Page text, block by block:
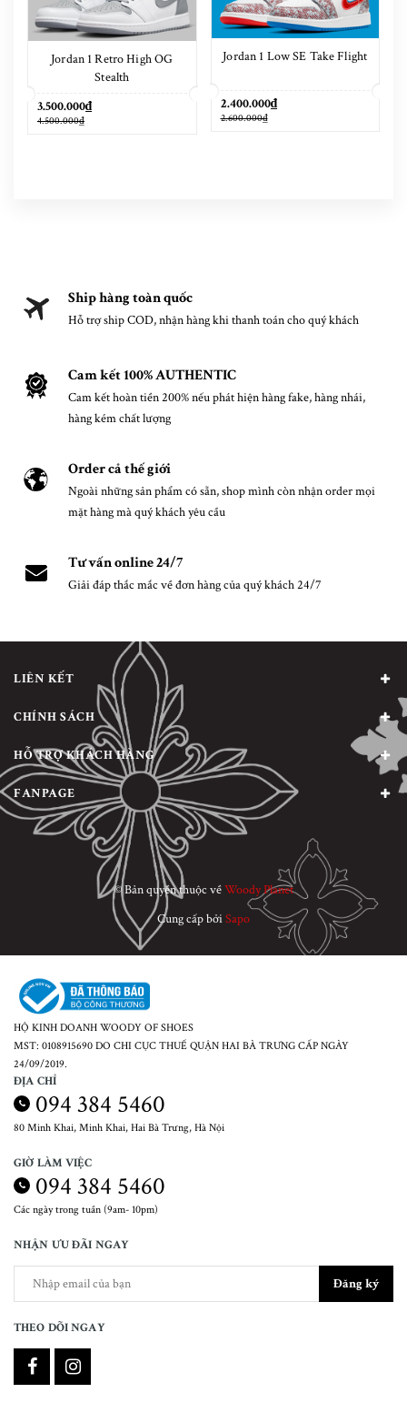
Jordan 1 Retro High OG
Stealth
3.500.000₫
4.500.000₫
Jordan 1 Low SE Take Flight
2.400.000₫
2.600.000₫
Ship hàng toàn quốc
Hỗ trợ ship COD, nhận hàng khi thanh toán cho quý khách
Cam kết 100% AUTHENTIC
Cam kết hoàn tiền 200% nếu phát hiện hàng fake, hàng nhái,
hàng kém chất lượng
Order cả thế giới
Ngoài những sản phẩm có sẵn, shop mình còn nhận order mọi
mặt hàng mà quý khách yêu cầu
Tư vấn online 24/7
Giải đáp thắc mắc về đơn hàng của quý khách 24/7
LIÊN KẾT
CHÍNH SÁCH
HỖ TRỢ KHÁCH HÀNG
FANPAGE
© Bản quyền thuộc vềWoody Planet
Cung cấp bởiSapo
HỘ KINH DOANH WOODY OF SHOES
MST: 0108915690 DO CHI CỤC THUẾ QUẬN HAI BÀ TRƯNG CẤP NGÀY
24/09/2019.
ĐỊA CHỈ
094 384 5460
80 Minh Khai, Minh Khai, Hai Bà Trưng, Hà Nội
GIỜ LÀM VIỆC
094 384 5460
Các ngày trong tuần (9am- 10pm)
NHẬN ƯU ĐÃI NGAY
Đăng ký
THEO DÕI NGAY